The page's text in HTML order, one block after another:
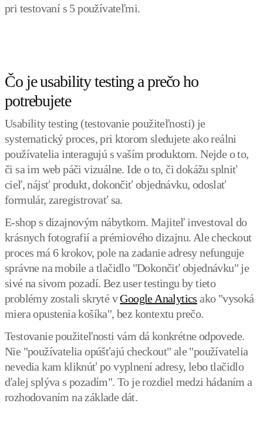
pri testovaní s 5 používateľmi.
Čo je usability testing a prečo ho
potrebujete
Usability testing (testovanie použiteľnosti) je
systematický proces, pri ktorom sledujete ako reálni
používatelia interagujú s vaším produktom. Nejde o to,
či sa im web páči vizuálne. Ide o to, či dokážu splniť
cieľ, nájsť produkt, dokončiť objednávku, odoslať
formulár, zaregistrovať sa.
E-shop s dizajnovým nábytkom. Majiteľ investoval do
krásnych fotografií a prémiového dizajnu. Ale checkout
proces má 6 krokov, pole na zadanie adresy nefunguje
správne na mobile a tlačidlo "Dokončiť objednávku" je
sivé na sivom pozadí. Bez user testingu by tieto
problémy zostali skryté vGoogle Analytics ako "vysoká
miera opustenia košíka", bez kontextu prečo.
Testovanie použiteľnosti vám dá konkrétne odpovede.
Nie "používatelia opúšťajú checkout" ale "používatelia
nevedia kam kliknúť po vyplnení adresy, lebo tlačidlo
ďalej splýva s pozadím". To je rozdiel medzi hádaním a
rozhodovaním na základe dát.